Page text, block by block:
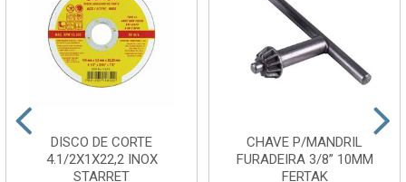
DISCO DE CORTE
4.1/2X1X22,2 INOX
STARRET
CHAVE P/MANDRIL
FURADEIRA 3/8” 10MM
FERTAK